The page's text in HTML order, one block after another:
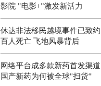
影院 "电影+"激发新活力
休达非法移民越境事件已致约
百人死亡 飞地风暴背后
网络平台成多款新药首发渠道
国产新药为何被全球"扫货"